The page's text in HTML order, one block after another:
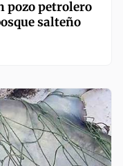
pozo petrolero
salteño